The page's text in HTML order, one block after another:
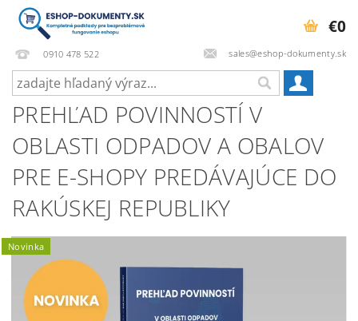
0910 478 522 sales@eshop-dokumenty.sk
€0
PREHĽAD POVINNOSTÍ V
OBLASTI ODPADOV A OBALOV
PRE E-SHOPY PREDÁVAJÚCE DO
RAKÚSKEJ REPUBLIKY
Novinka